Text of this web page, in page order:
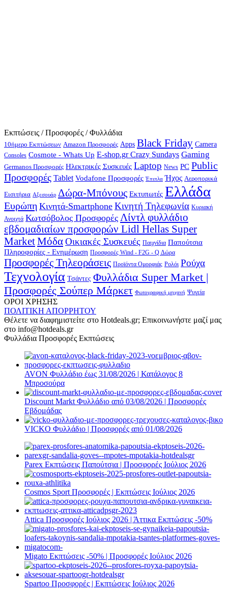
Εκπτώσεις / Προσφορές / Φυλλάδια
10ήμερο Εκπτώσεων Amazon Προσφορές Apps Black Friday Camera
Consoles Cosmote - Whats Up E-shop.gr Crazy Sundays Gaming
Germanos Προσφορές Hλεκτρικές Συσκευές Laptop News PC Public
Προσφορές Tablet Vodafone Προσφορές Έπιπλα Ήχος Αεροπορικά
Εισιτήρια Αξεσουάρ Δώρα-Μπόνους Εκτυπωτές Ελλάδα
Ευρώπη Κινητά-Smartphone Κινητή Τηλεφωνία Κυριακή
Ανοιχτά Κωτσόβολος Προσφορές Λίντλ φυλλάδιο
εβδομαδιαίων προσφορών Lidl Hellas Super
MarketΜόδαΟικιακές Συσκευές Παιχνίδια Παπούτσια
Πληροφορίες - Ενημέρωση Προσφορές Wind - F2G - Q Δώρα
Προσφορές Τηλεοράσεις Προϊόντα Ομορφιάς Ρολόι Ρούχα
Τεχνολογία Τσάντες Φυλλάδια Super Market |
Προσφορές Σούπερ Μάρκετ Φωτογραφική μηχανή Ψυγεία
ΟΡΟΙ ΧΡΗΣΗΣ
ΠΟΛΙΤΙΚΗ ΑΠΟΡΡΗΤΟΥ
Θέλετε να διαφημιστείτε στο Hotdeals.gr; Επικοινωνήστε μαζί μας
στο info@hotdeals.gr
Φυλλάδια Προσφορές Εκπτώσεις
AVON Φυλλάδιο έως 31/08/2026 | Κατάλογος 8
Μπροσούρα
Discount Markt Φυλλάδιο από 03/08/2026 | Προσφορές
Εβδομάδας
VICKO Φυλλάδιο | Προσφορές από 01/08/2026
Parex Εκπτώσεις Παπούτσια | Προσφορές Ιούλιος 2026
Cosmos Sport Προσφορές | Εκπτώσεις Ιούλιος 2026
Attica Προσφορές Ιούλιος 2026 | Άττικα Εκπτώσεις -50%
Migato Εκπτώσεις -50% | Προσφορές Ιούλιος 2026
Spartoo Προσφορές | Εκπτώσεις Ιούλιος 2026